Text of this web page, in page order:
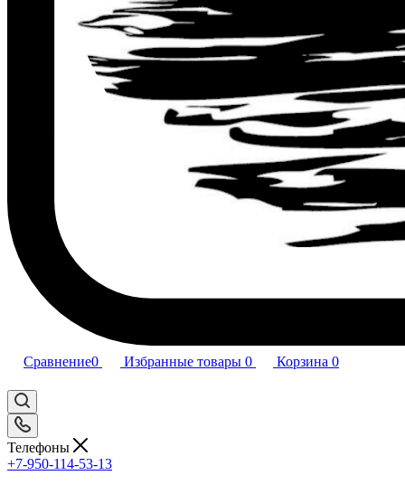
Сравнение0 Избранные товары 0 Корзина 0
Телефоны
+7-950-114-53-13